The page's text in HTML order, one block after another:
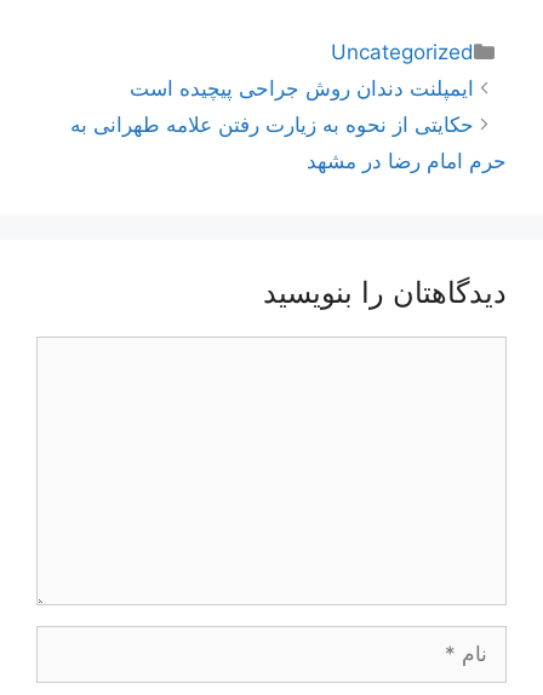
دسته‌ها
Uncategorized
ناوبری
نوشته‌ها
ایمپلنت دندان روش جراحی پیچیده است
حکایتی از نحوه به زیارت رفتن علامه طهرانی به
حرم امام رضا در مشهد
دیدگاهتان را بنویسید